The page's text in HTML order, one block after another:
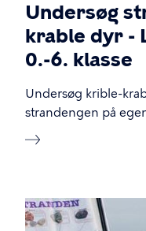
Undersøg
krable dyr -
0.-6. klasse
Undersøg krible-
strandengen på